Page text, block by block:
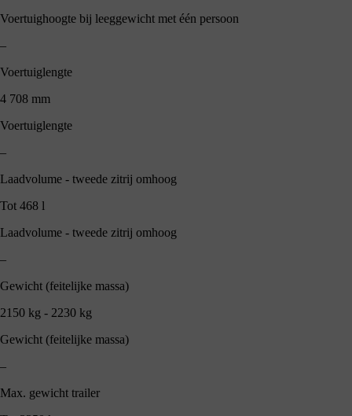
Voertuighoogte bij leeggewicht met één persoon
–
Voertuiglengte
4 708 mm
Voertuiglengte
–
Laadvolume - tweede zitrij omhoog
Tot 468 l
Laadvolume - tweede zitrij omhoog
–
Gewicht (feitelijke massa)
2150 kg - 2230 kg
Gewicht (feitelijke massa)
–
Max. gewicht trailer